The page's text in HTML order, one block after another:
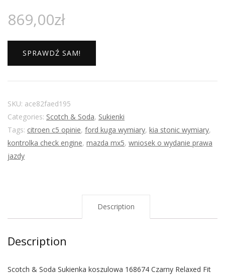
869,00zł
SPRAWDŹ SAM!
SKU: ace82faed195
Categories: Scotch & Soda, Sukienki
Tags: citroen c5 opinie, ford kuga wymiary, kia stonic wymiary,
kontrolka check engine, mazda mx5, wniosek o wydanie prawa
jazdy
Description
Description
Scotch & Soda Sukienka koszulowa 168674 Czarny Relaxed Fit